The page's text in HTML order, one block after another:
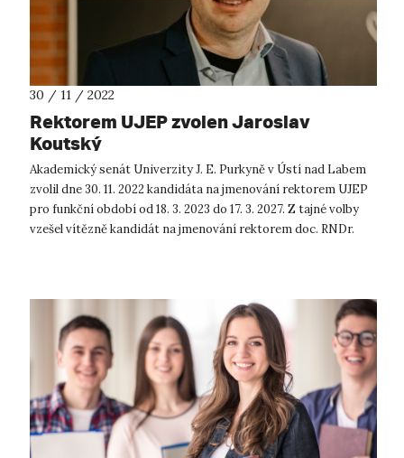
30 / 11 / 2022
Rektorem UJEP zvolen Jaroslav
Koutský
Akademický senát Univerzity J. E. Purkyně v Ústí nad Labem
zvolil dne 30. 11. 2022 kandidáta na jmenování rektorem UJEP
pro funkční období od 18. 3. 2023 do 17. 3. 2027. Z tajné volby
vzešel vítězně kandidát na jmenování rektorem doc. RNDr.